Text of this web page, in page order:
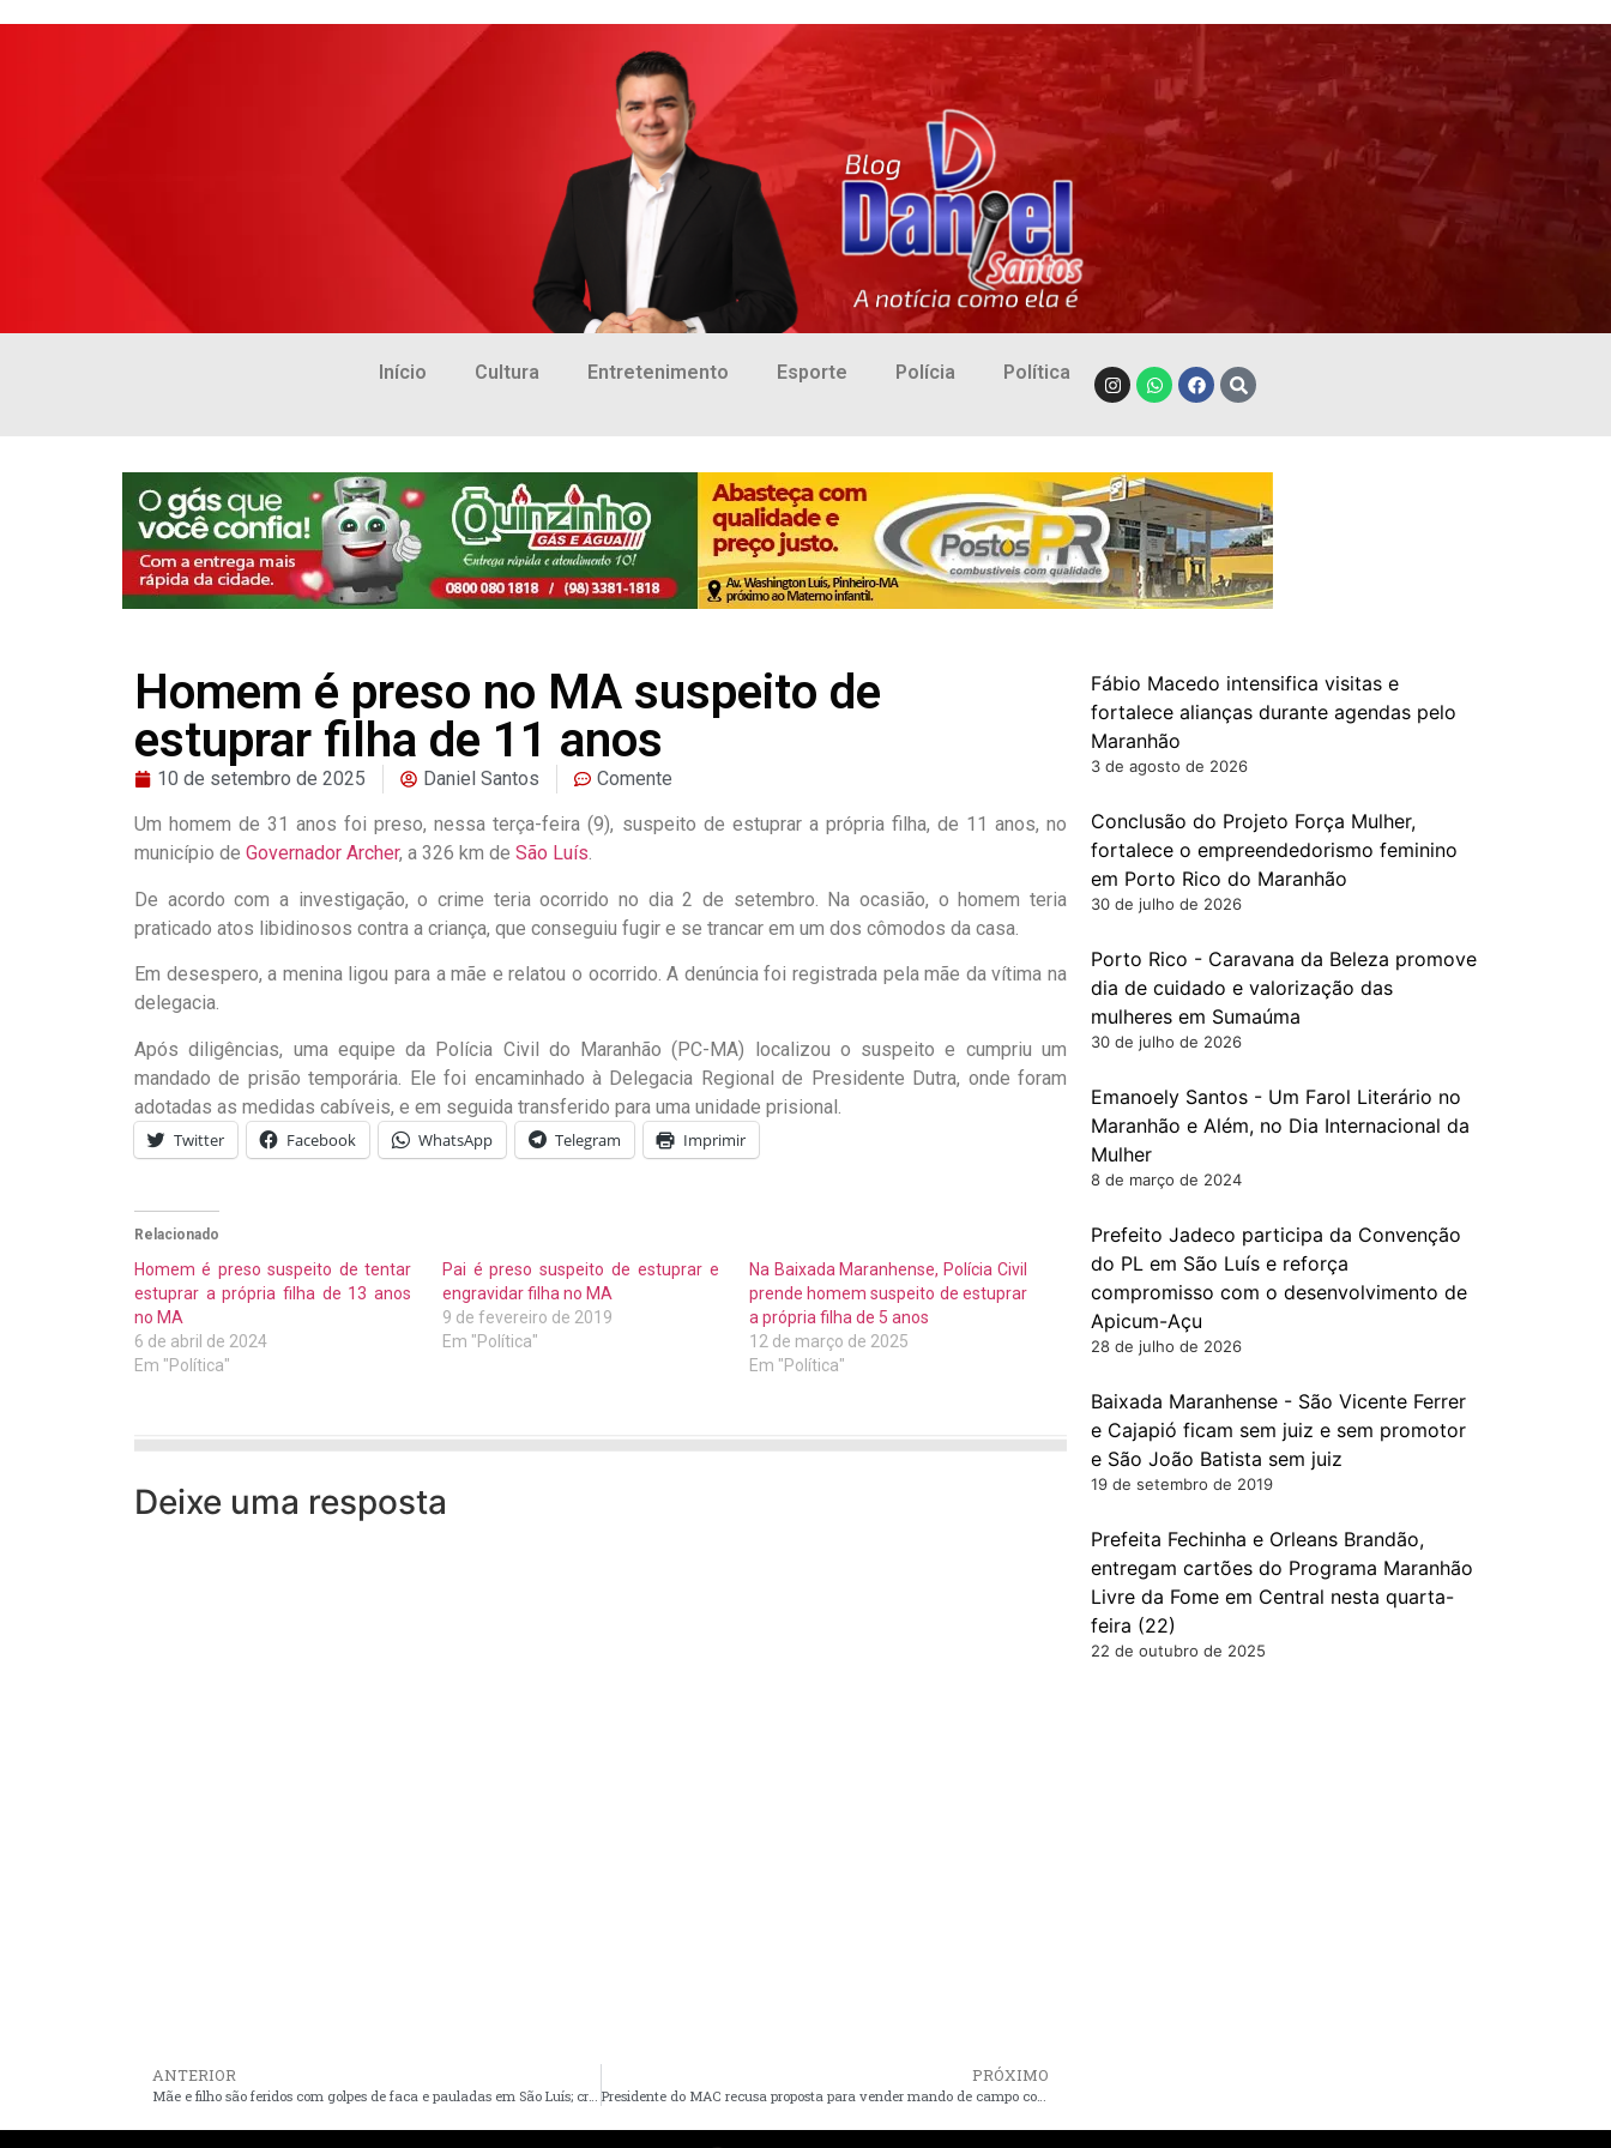
Início Cultura Entretenimento Esporte Polícia Política
Homem é preso no MA suspeito de
estuprar filha de 11 anos
10 de setembro de 2025 Daniel Santos Comente
Um homem de 31 anos foi preso, nessa terça-feira (9), suspeito de estuprar a própria filha, de 11 anos, no
município de Governador Archer, a 326 km de São Luís.
De acordo com a investigação, o crime teria ocorrido no dia 2 de setembro. Na ocasião, o homem teria
praticado atos libidinosos contra a criança, que conseguiu fugir e se trancar em um dos cômodos da casa.
Em desespero, a menina ligou para a mãe e relatou o ocorrido.A denúncia foi registrada pela mãe da vítima na
delegacia.
Após diligências, uma equipe da Polícia Civil do Maranhão (PC-MA) localizou o suspeito e cumpriu um
mandado de prisão temporária. Ele foi encaminhado à Delegacia Regional de Presidente Dutra, onde foram
adotadas as medidas cabíveis, e em seguida transferido para uma unidade prisional.
Twitter Facebook WhatsApp Telegram Imprimir
Relacionado
Homem é preso suspeito de tentar
estuprar a própria filha de 13 anos
no MA
6 de abril de 2024
Em "Política"
Pai é preso suspeito de estuprar e
engravidar filha no MA
9 de fevereiro de 2019
Em "Política"
Na Baixada Maranhense, Polícia Civil
prende homem suspeito de estuprar
a própria filha de 5 anos
12 de março de 2025
Em "Política"
Deixe uma resposta
ANTERIOR PRÓXIMO
Presidente do MAC recusa proposta para vender mando de campo contra o Santa Cruz pela semifinal da Série D
Fábio Macedo intensifica visitas e
fortalece alianças durante agendas pelo
Maranhão
3 de agosto de 2026
Conclusão do Projeto Força Mulher,
fortalece o empreendedorismo feminino
em Porto Rico do Maranhão
30 de julho de 2026
Porto Rico - Caravana da Beleza promove
dia de cuidado e valorização das
mulheres em Sumaúma
30 de julho de 2026
Emanoely Santos - Um Farol Literário no
Maranhão e Além, no Dia Internacional da
Mulher
8 de março de 2024
Prefeito Jadeco participa da Convenção
do PL em São Luís e reforça
compromisso com o desenvolvimento de
Apicum-Açu
28 de julho de 2026
Baixada Maranhense - São Vicente Ferrer
e Cajapió ficam sem juiz e sem promotor
e São João Batista sem juiz
19 de setembro de 2019
Prefeita Fechinha e Orleans Brandão,
entregam cartões do Programa Maranhão
Livre da Fome em Central nesta quarta-
feira (22)
22 de outubro de 2025